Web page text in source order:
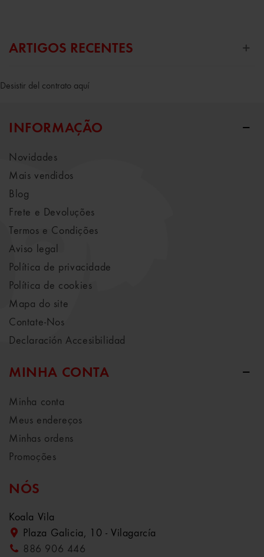
ARTIGOS RECENTES
Desistir del contrato aquí
INFORMAÇÃO
Novidades
Mais vendidos
Blog
Frete e Devoluções
Termos e Condições
Aviso legal
Política de privacidade
Política de cookies
Mapa do site
Contate-Nos
Declaración Accesibilidad
MINHA CONTA
Minha conta
Meus endereços
Minhas ordens
Promoções
NÓS
Koala Vila
Plaza Galicia, 10 - Vilagarcía
886 906 446